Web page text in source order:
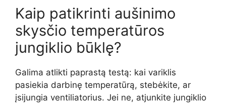
Kaip patikrinti aušinimo
skysčio temperatūros
jungiklio būklę?
Galima atlikti paprastą testą: kai variklis
pasiekia darbinę temperatūrą, stebėkite, ar
įsijungia ventiliatorius. Jei ne, atjunkite jungiklio